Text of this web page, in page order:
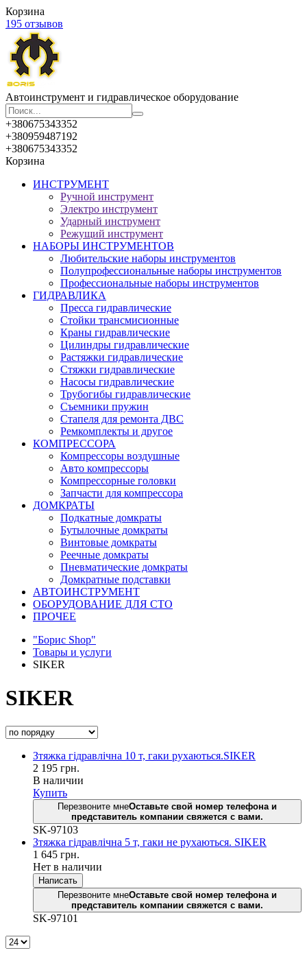
Корзина
195 отзывов
Автоинструмент и гидравлическое оборудование
+380675343352
+380959487192
+380675343352
Корзина
ИНСТРУМЕНТ
Ручной инструмент
Электро инструмент
Ударный инструмент
Режущий инструмент
НАБОРЫ ИНСТРУМЕНТОВ
Любительские наборы инструментов
Полупрофессиональные наборы инструментов
Профессиональные наборы инструментов
ГИДРАВЛИКА
Пресса гидравлические
Стойки трансмисионные
Краны гидравлические
Цилиндры гидравлические
Растяжки гидравлические
Стяжки гидравлические
Насосы гидравлические
Трубогибы гидравлические
Съемники пружин
Стапеля для ремонта ДВС
Ремкомплекты и другое
КОМПРЕССОРА
Компрессоры воздушные
Авто компрессоры
Компрессорные головки
Запчасти для компрессора
ДОМКРАТЫ
Подкатные домкраты
Бутылочные домкраты
Винтовые домкраты
Реечные домкраты
Пневматические домкраты
Домкратные подставки
АВТОИНСТРУМЕНТ
ОБОРУДОВАНИЕ ДЛЯ СТО
ПРОЧЕЕ
"Борис Shop"
Товары и услуги
SIKER
SIKER
Зтяжка гідравлічна 10 т, гаки рухаються.SIKER
2 195 грн.
В наличии
Купить
Перезвоните мнеОставьте свой номер телефона и
представитель компании свяжется с вами.
SK-97103
Зтяжка гідравлічна 5 т, гаки не рухаються. SIKER
1 645 грн.
Нет в наличии
Написать
Перезвоните мнеОставьте свой номер телефона и
представитель компании свяжется с вами.
SK-97101